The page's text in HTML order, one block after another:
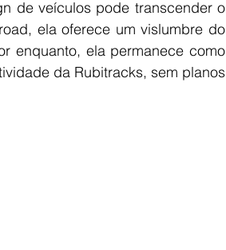
de veículos pode transcender o
ela oferece um vislumbre do
enquanto, ela permanece como
da Rubitracks, sem planos